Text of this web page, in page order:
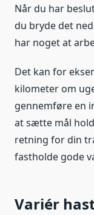
Når du har
du bryde det
har noget at
Det kan for
kilometer om
gennemføre en
at sætte mål
retning for din
fastholde gode
Variér